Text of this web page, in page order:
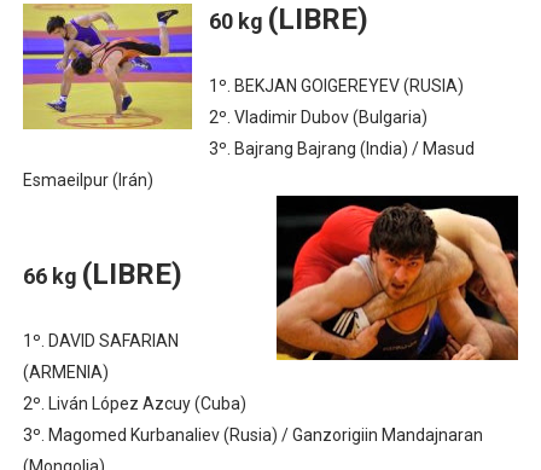
60 kg (LIBRE)
1º. BEKJAN GOIGEREYEV (RUSIA)
2º. Vladimir Dubov (Bulgaria)
3º. Bajrang Bajrang (India) / Masud
Esmaeilpur (Irán)
66 kg (LIBRE)
1º. DAVID SAFARIAN
(ARMENIA)
2º. Liván López Azcuy (Cuba)
3º. Magomed Kurbanaliev (Rusia) / Ganzorigiin Mandajnaran